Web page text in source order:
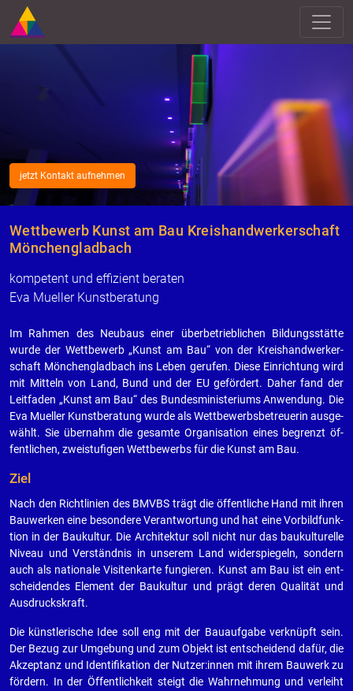
Wettbewerb Kunst am Bau Kreishandwerkerschaft
Mönchengladbach
kompetent und effizient beraten
Eva Mueller Kunstberatung
jetzt Kontakt aufnehmen
Im Rah­men des Neu­baus einer über­be­trieb­li­chen Bil­dungs­stät­te
wurde der Wett­be­werb „Kunst am Bau“ von der Kreis­hand­wer­ker­
schaft Mön­chen­glad­bach ins Leben ge­ru­fen. Diese Ein­rich­tung wird
mit Mit­teln von Land, Bund und der EU ge­för­dert. Daher fand der
Leit­fa­den „Kunst am Bau“ des Bun­des­mi­nis­te­ri­ums An­wen­dung. Die
Eva Mu­el­ler Kunst­be­ra­tung wurde als Wett­be­werbs­be­treue­rin aus­ge­
wählt. Sie über­nahm die ge­sam­te Or­ga­ni­sa­ti­on eines be­grenzt öf­
fent­li­chen, zwei­stu­fi­gen Wett­be­werbs für die Kunst am Bau.
Ziel
Nach den Richt­li­ni­en des BMVBS trägt die öf­fent­li­che Hand mit ihren
Bau­wer­ken eine be­son­de­re Ver­ant­wor­tung und hat eine Vor­bild­funk­
ti­on in der Bau­kul­tur. Die Ar­chi­tek­tur soll nicht nur das bau­kul­tu­rel­le
Ni­veau und Ver­ständ­nis in un­se­rem Land wi­der­spie­geln, son­dern
auch als na­tio­na­le Vi­si­ten­kar­te fun­gie­ren. Kunst am Bau ist ein ent­
schei­den­des Ele­ment der Bau­kul­tur und prägt deren Qua­li­tät und
Aus­drucks­kraft.
Die künst­le­ri­sche Idee soll eng mit der Bau­auf­ga­be ver­knüpft sein.
Der Bezug zur Um­ge­bung und zum Ob­jekt ist ent­schei­dend dafür, die
Ak­zep­tanz und Iden­ti­fi­ka­ti­on der Nut­zer:innen mit ihrem Bau­werk zu
för­dern. In der Öf­fent­lich­keit steigt die Wahr­neh­mung und ver­leiht